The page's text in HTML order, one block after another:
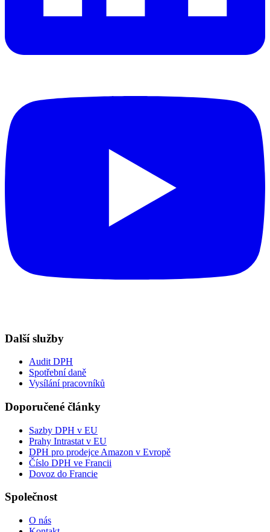
Další služby
Audit DPH
Spotřební daně
Vysílání pracovníků
Doporučené články
Sazby DPH v EU
Prahy Intrastat v EU
DPH pro prodejce Amazon v Evropě
Číslo DPH ve Francii
Dovoz do Francie
Společnost
O nás